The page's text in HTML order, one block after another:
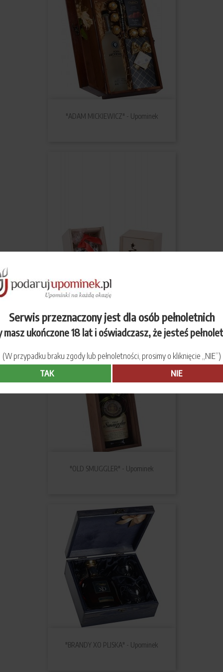
Serwis przeznaczony jest dla osób pełnoletnich
masz ukończone 18 lat i oświadczasz, że jesteś
(W przypadku braku zgody lub pełnoletności, prosimy o kliknięcie „NIE”)
TAK
NIE
"ADAM MICKIEWICZ" - Upominek
"KRÓWKI MLECZNE" - Upominek
"OLD SMUGGLER" - Upominek
"BRANDY XO PLISKA" - Upominek